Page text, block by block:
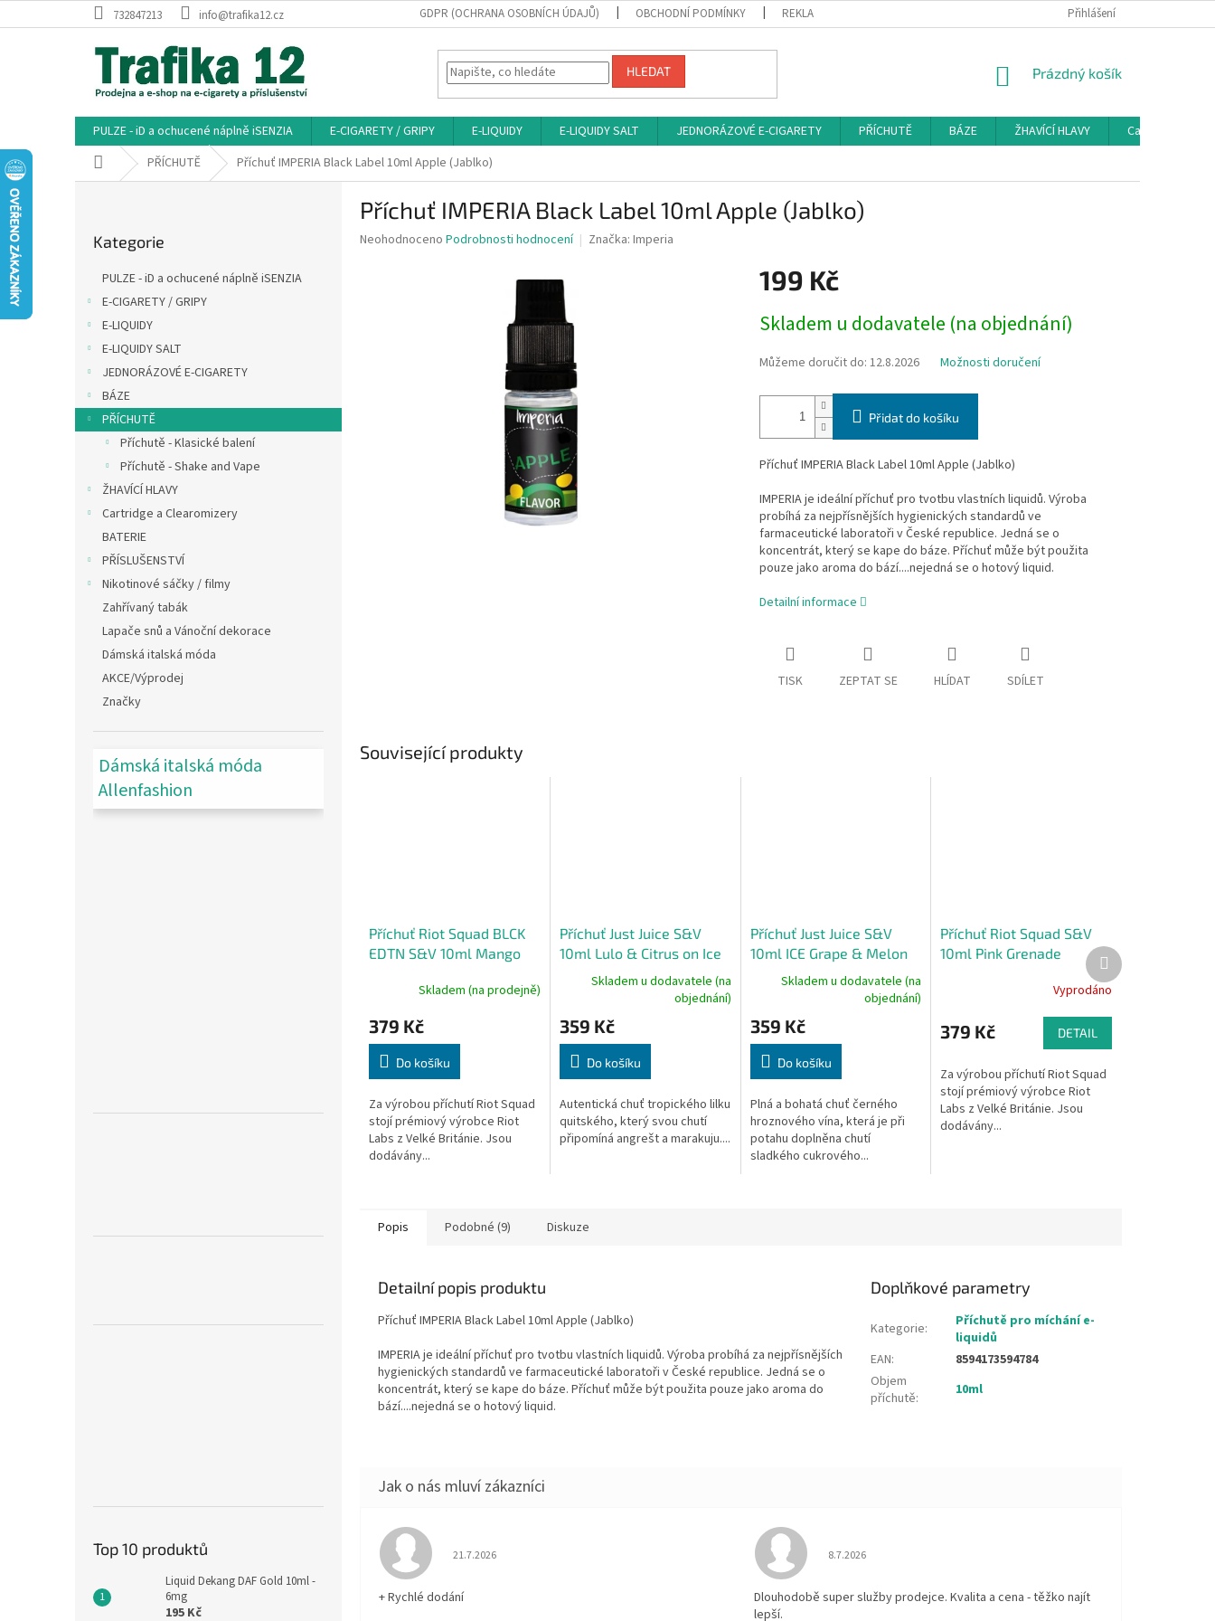
na
732847213 info@trafika12.cz GDPR (OCHRANA OSOBNÍCH ÚDAJŮ) OBCHODNÍ PODMÍNKY REKLAMAČNÍ ŘÁD HODNOCENÍ OBCHODU
Přihlášení
HLEDAT
NÁKUPNÍ
Prázdný košík
PULZE - iD a ochucené náplně iSENZIA E-CIGARETY / GRIPY E-LIQUIDY E-LIQUIDY SALT JEDNORÁZOVÉ E-CIGARETY PŘÍCHUTĚ BÁZE ŽHAVÍCÍ HLAVY
Cartridge a
Domů PŘÍCHUTĚ Příchuť IMPERIA Black Label 10ml Apple (Jablko)
n
e
kategorie
Kategorie
PULZE - iD a ochucené náplně iSENZIA
E-CIGARETY / GRIPY
E-LIQUIDY
E-LIQUIDY SALT
JEDNORÁZOVÉ E-CIGARETY
BÁZE
PŘÍCHUTĚ
Příchutě - Klasické balení
Příchutě - Shake and Vape
ŽHAVÍCÍ HLAVY
Cartridge a Clearomizery
BATERIE
PŘÍSLUŠENSTVÍ
Nikotinové sáčky / filmy
Zahřívaný tabák
Lapače snů a Vánoční dekorace
Dámská italská móda
AKCE/Výprodej
Značky
Dámská italská móda
Allenfashion
Top 10 produktů
Liquid Dekang DAF Gold 10ml -
6mg
195 Kč
Příchuť IMPERIA Black Label 10ml Apple (Jablko)
Průměrné
Neohodnoceno Podrobnosti hodnocení Značka: Imperia
199 Kč
cena:
Skladem u dodavatele (na objednání)
Můžeme doručit do: 12.8.2026 Možnosti doručení
Přidat do košíku
Příchuť IMPERIA Black Label 10ml Apple (Jablko)
IMPERIA je ideální příchuť pro tvotbu vlastních liquidů. Výroba
probíhá za nejpřísnějších hygienických standardů ve
farmaceutické laboratoři v České republice. Jedná se o
koncentrát, který se kape do báze. Příchuť může být použita
pouze jako aroma do bází....nejedná se o hotový liquid.
Detailní informace
TISK ZEPTAT SE HLÍDAT SDÍLET
Související produkty
Příchuť Riot Squad BLCK
EDTN S&V 10ml Mango
s vanilkovou zmrzlinou)
Skladem (na prodejně)
379 Kč
Do košíku
Za výrobou příchutí Riot Squad
stojí prémiový výrobce Riot
Labs z Velké Británie. Jsou
dodávány...
Příchuť Just Juice S&V
10ml Lulo & Citrus on Ice
Skladem u dodavatele (na
objednání)
359 Kč
Do košíku
Autentická chuť tropického lilku
quitského, který svou chutí
připomíná angrešt a marakuju....
Příchuť Just Juice S&V
10ml ICE Grape & Melon
Skladem u dodavatele (na
objednání)
359 Kč
Do košíku
Plná a bohatá chuť černého
hroznového vína, která je při
potahu doplněna chutí
sladkého cukrového...
Příchuť Riot Squad S&V
10ml Pink Grenade
Vyprodáno
379 Kč DETAIL
Za výrobou příchutí Riot Squad
stojí prémiový výrobce Riot
Labs z Velké Británie. Jsou
dodávány...
Další
produkt
Popis Podobné (9) Diskuze
Detailní popis produktu
Příchuť IMPERIA Black Label 10ml Apple (Jablko)
IMPERIA je ideální příchuť pro tvotbu vlastních liquidů. Výroba probíhá za nejpřísnějších
hygienických standardů ve farmaceutické laboratoři v České republice. Jedná se o
koncentrát, který se kape do báze. Příchuť může být použita pouze jako aroma do
bází....nejedná se o hotový liquid.
Doplňkové parametry
Kategorie:
Příchutě pro míchání e-
liquidů
EAN:
8594173594784
Objem
příchutě: 10ml
Hodnocení obchodu je 5 z 5 hvězdiček.
21.7.2026
+ Rychlé dodání
Hodnocení obchodu je 5 z 5 hvězdiček.
8.7.2026
Dlouhodobě super služby prodejce. Kvalita a cena - těžko najít
lepší.